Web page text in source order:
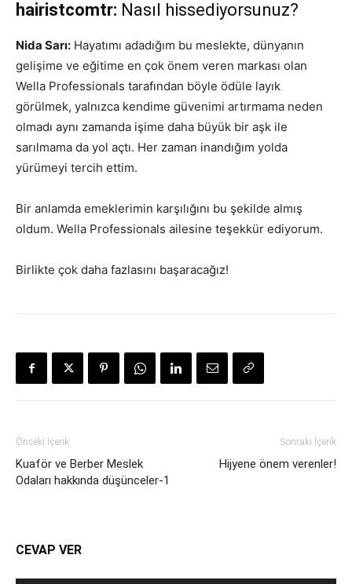
hairistcomtr: Nasıl hissediyorsunuz?
Nida Sarı: Hayatımı adadığım bu meslekte, dünyanın
gelişime ve eğitime en çok önem veren markası olan
Wella Professionals tarafından böyle ödüle layık
görülmek, yalnızca kendime güvenimi artırmama neden
olmadı aynı zamanda işime daha büyük bir aşk ile
sarılmama da yol açtı. Her zaman inandığım yolda
yürümeyi tercih ettim.
Bir anlamda emeklerimin karşılığını bu şekilde almış
oldum. Wella Professionals ailesine teşekkür ediyorum.
Birlikte çok daha fazlasını başaracağız!
Önceki İçerik
Kuaför ve Berber Meslek
Odaları hakkında düşünceler-1
Sonraki İçerik
Hijyene önem verenler!
CEVAP VER